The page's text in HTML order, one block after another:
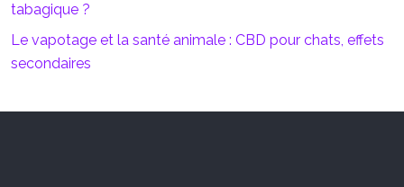
tabagique ?
Le vapotage et la santé animale : CBD pour chats, effets
secondaires